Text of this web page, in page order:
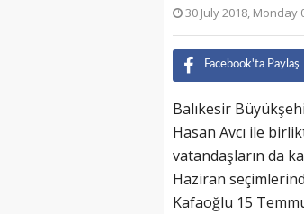
30 July 2018, Monday
Facebook'ta Paylaş
Balıkesir
Hasan Avcı ile
vatandaşların da
Haziran
Kafaoğlu 15